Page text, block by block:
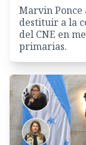
Marvin
destituir a la
del CNE en
primarias.